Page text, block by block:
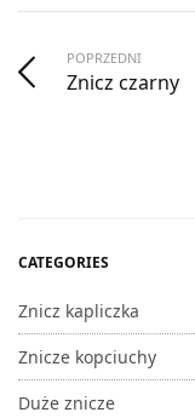
POPRZEDNI
Znicz czarny
CATEGORIES
Znicz kapliczka
Znicze kopciuchy
Duże znicze